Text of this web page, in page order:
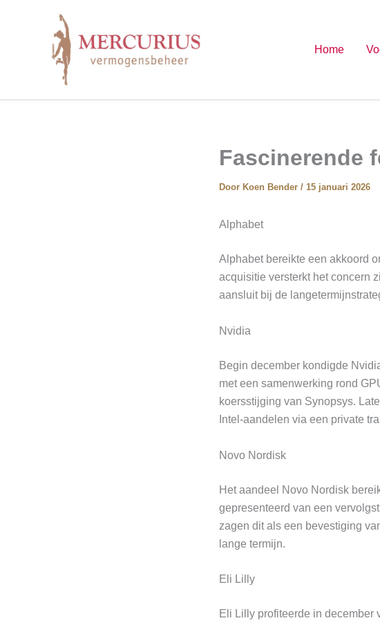
Home
Fascinerende
Door Koen Bender / 15 januari 2026
Alphabet
Alphabet bereikte een akkoord
acquisitie versterkt het concern
aansluit bij de
Nvidia
Begin december kondigde
met een samenwerking rond
koersstijging van Synopsys.
Intel-aandelen via een private
Novo Nordisk
Het aandeel Novo Nordisk
gepresenteerd van een
zagen dit als een bevestiging
lange termijn.
Eli Lilly
Eli Lilly profiteerde in december